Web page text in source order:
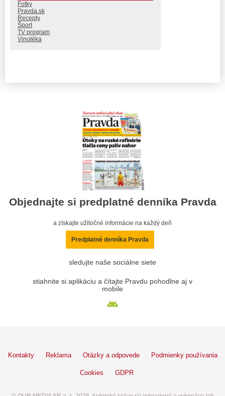
Fotky
Pravda.sk
Recepty
Šport
TV program
Vinotéka
Objednajte si predplatné denníka Pravda
a získajte užitočné informácie na každý deň
Predplatné denníka Pravda
sledujte naše sociálne siete
stiahnite si aplikáciu a čítajte Pravdu pohodlne aj v
mobile
Kontakty Reklama Otázky a odpovede Podmienky používania
Cookies GDPR